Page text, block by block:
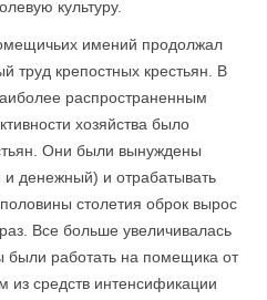
культуру.
имений продолжал
труд крепостных крестьян. В
распространенным
хозяйства было
Они были вынуждены
и денежный) и отрабатывать
столетия оброк вырос
Все больше увеличивалась
работать на помещика от
средств интенсификации